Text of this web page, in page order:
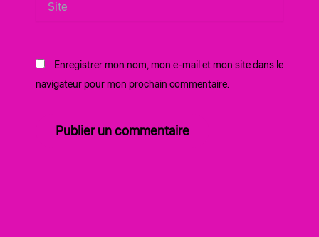
Enregistrer mon nom, mon e-mail et mon site dans le
navigateur pour mon prochain commentaire.